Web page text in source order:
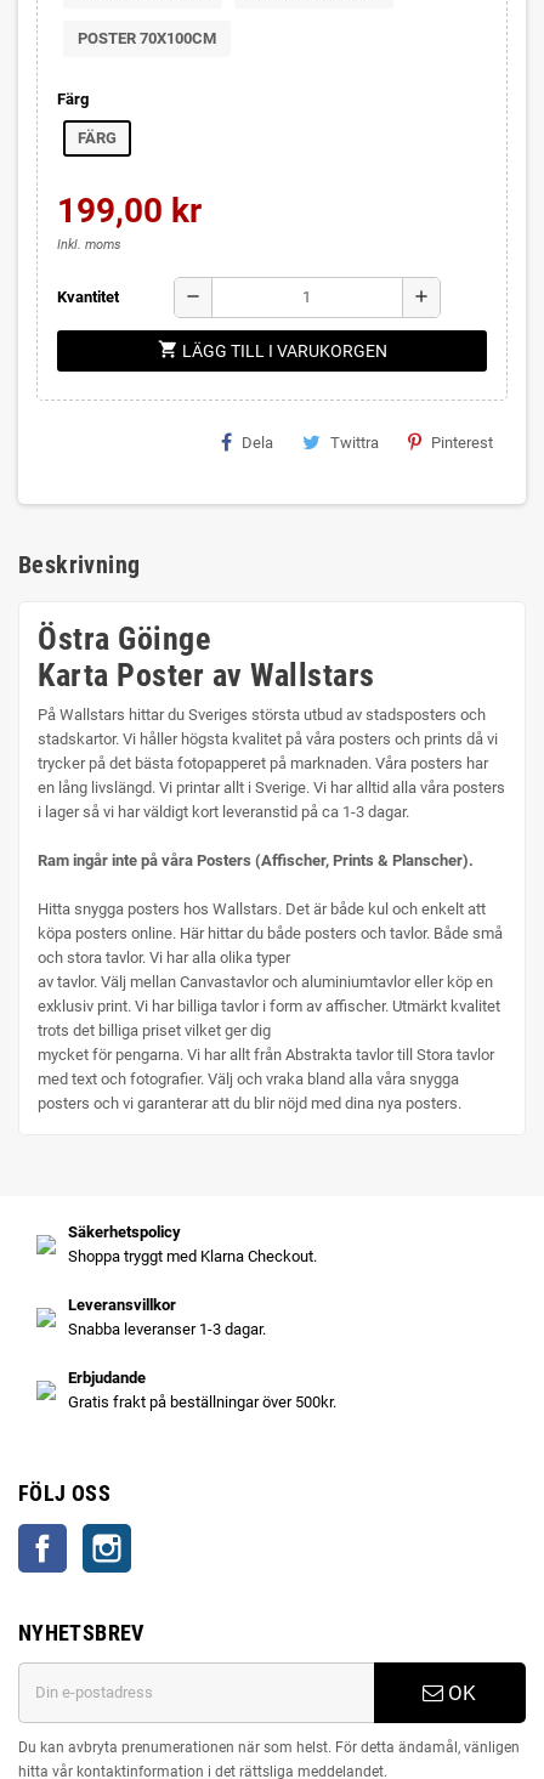
POSTER 70X100CM
Färg
FÄRG
199,00 kr
Inkl. moms
Kvantitet remove add
shopping_cart LÄGG TILL I VARUKORGEN
Dela Twittra Pinterest
Beskrivning
Östra Göinge
Karta Poster av Wallstars
På Wallstars hittar du Sveriges största utbud av stadsposters och
stadskartor. Vi håller högsta kvalitet på våra posters och prints då vi
trycker på det bästa fotopapperet på marknaden. Våra posters har
en lång livslängd. Vi printar allt i Sverige. Vi har alltid alla våra posters
i lager så vi har väldigt kort leveranstid på ca 1-3 dagar.
Ram ingår inte på våra Posters (Affischer, Prints & Planscher).
Hitta snygga posters hos Wallstars. Det är både kul och enkelt att
köpa posters online. Här hittar du både posters och tavlor. Både små
och stora tavlor. Vi har alla olika typer
av tavlor. Välj mellan Canvastavlor och aluminiumtavlor eller köp en
exklusiv print. Vi har billiga tavlor i form av affischer. Utmärkt kvalitet
trots det billiga priset vilket ger dig
mycket för pengarna. Vi har allt från Abstrakta tavlor till Stora tavlor
med text och fotografier. Välj och vraka bland alla våra snygga
posters och vi garanterar att du blir nöjd med dina nya posters.
Säkerhetspolicy
Shoppa tryggt med Klarna Checkout.
Leveransvillkor
Snabba leveranser 1-3 dagar.
Erbjudande
Gratis frakt på beställningar över 500kr.
FÖLJ OSS
Facebook
NYHETSBREV
OK
Du kan avbryta prenumerationen när som helst. För detta ändamål, vänligen
hitta vår kontaktinformation i det rättsliga meddelandet.